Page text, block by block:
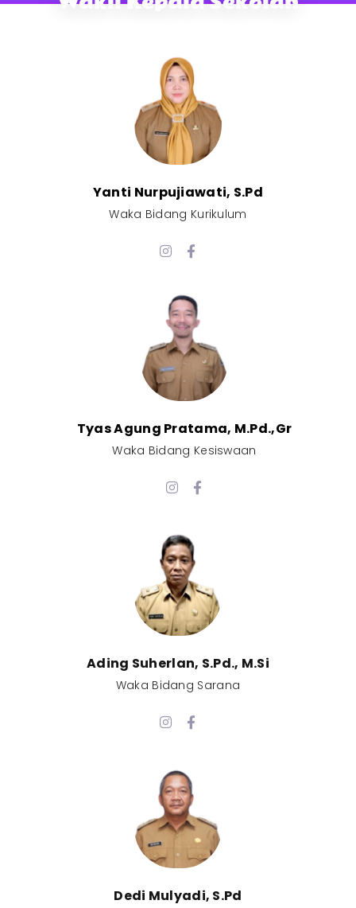
Yanti Nurpujiawati, S.Pd
Waka Bidang Kurikulum
Tyas Agung Pratama, M.Pd.,Gr​
Waka Bidang Kesiswaan​
Ading Suherlan, S.Pd., M.Si​
Waka Bidang Sarana​
Dedi Mulyadi, S.Pd​